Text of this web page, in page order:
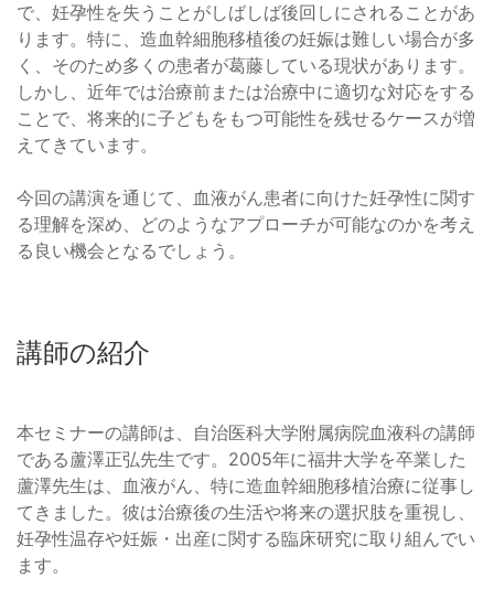
で、妊孕性を失うことがしばしば後回しにされることがあ
ります。特に、造血幹細胞移植後の妊娠は難しい場合が多
く、そのため多くの患者が葛藤している現状があります。
しかし、近年では治療前または治療中に適切な対応をする
ことで、将来的に子どもをもつ可能性を残せるケースが増
えてきています。
今回の講演を通じて、血液がん患者に向けた妊孕性に関す
る理解を深め、どのようなアプローチが可能なのかを考え
る良い機会となるでしょう。
講師の紹介
本セミナーの講師は、自治医科大学附属病院血液科の講師
である蘆澤正弘先生です。2005年に福井大学を卒業した
蘆澤先生は、血液がん、特に造血幹細胞移植治療に従事し
てきました。彼は治療後の生活や将来の選択肢を重視し、
妊孕性温存や妊娠・出産に関する臨床研究に取り組んでい
ます。